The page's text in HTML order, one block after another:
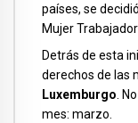
países, se
Mujer
Detrás de esta
derechos de las
Luxemburgo.
mes: marzo.